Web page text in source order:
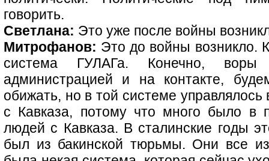
говорить.
Светлана: Это уже после войны
Митрофанов: Это до войны возникло.
система ГУЛАГа. Конечно,
администрацией и на контакте,
обижать, но в той системе
с Кавказа, потому что много было в
людей с Кавказа. В сталинские годы
был из бакинской тюрьмы. Они все